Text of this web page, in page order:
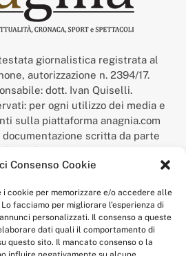
Consenso Cookie
cookie per memorizzare e/o accedere alle
facciamo per migliorare l'esperienza di
personalizzati. Il consenso a queste
dati quali il comportamento di
questo sito. Il mancato consenso o la
giornalistica registrata al
autorizzazione n. 2394/17.
dott. Ivan Quiselli.
per ogni utilizzo dei media e
sulla piattaforma anagnia.com
scritta da parte
redazione.
registrato presso l’Ufficio Italiano
Economico,
del 9 febbraio 2017.
redazione@anagnia.com